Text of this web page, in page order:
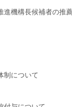
進機構長候補者の推
制について